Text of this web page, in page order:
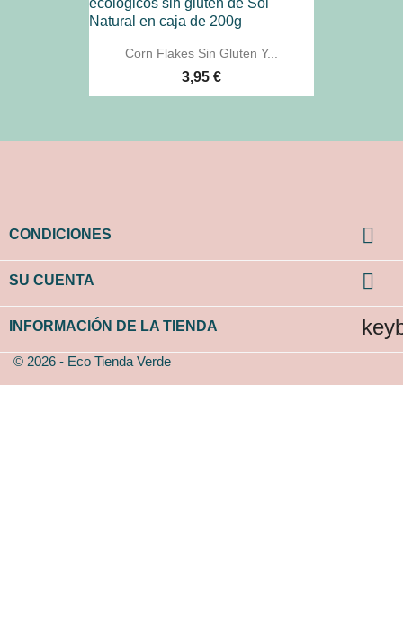
Corn Flakes Sin Gluten Y...
3,95 €
CONDICIONES 
SU CUENTA 
INFORMACIÓN DE LA TIENDA
© 2026 - Eco Tienda Verde